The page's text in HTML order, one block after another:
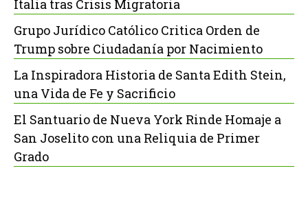
Italia tras Crisis Migratoria
Grupo Jurídico Católico Critica Orden de
Trump sobre Ciudadanía por Nacimiento
La Inspiradora Historia de Santa Edith Stein,
una Vida de Fe y Sacrificio
El Santuario de Nueva York Rinde Homaje a
San Joselito con una Reliquia de Primer
Grado